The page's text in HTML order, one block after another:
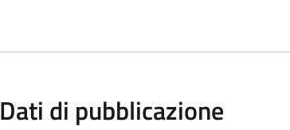
Dati di pubblicazione